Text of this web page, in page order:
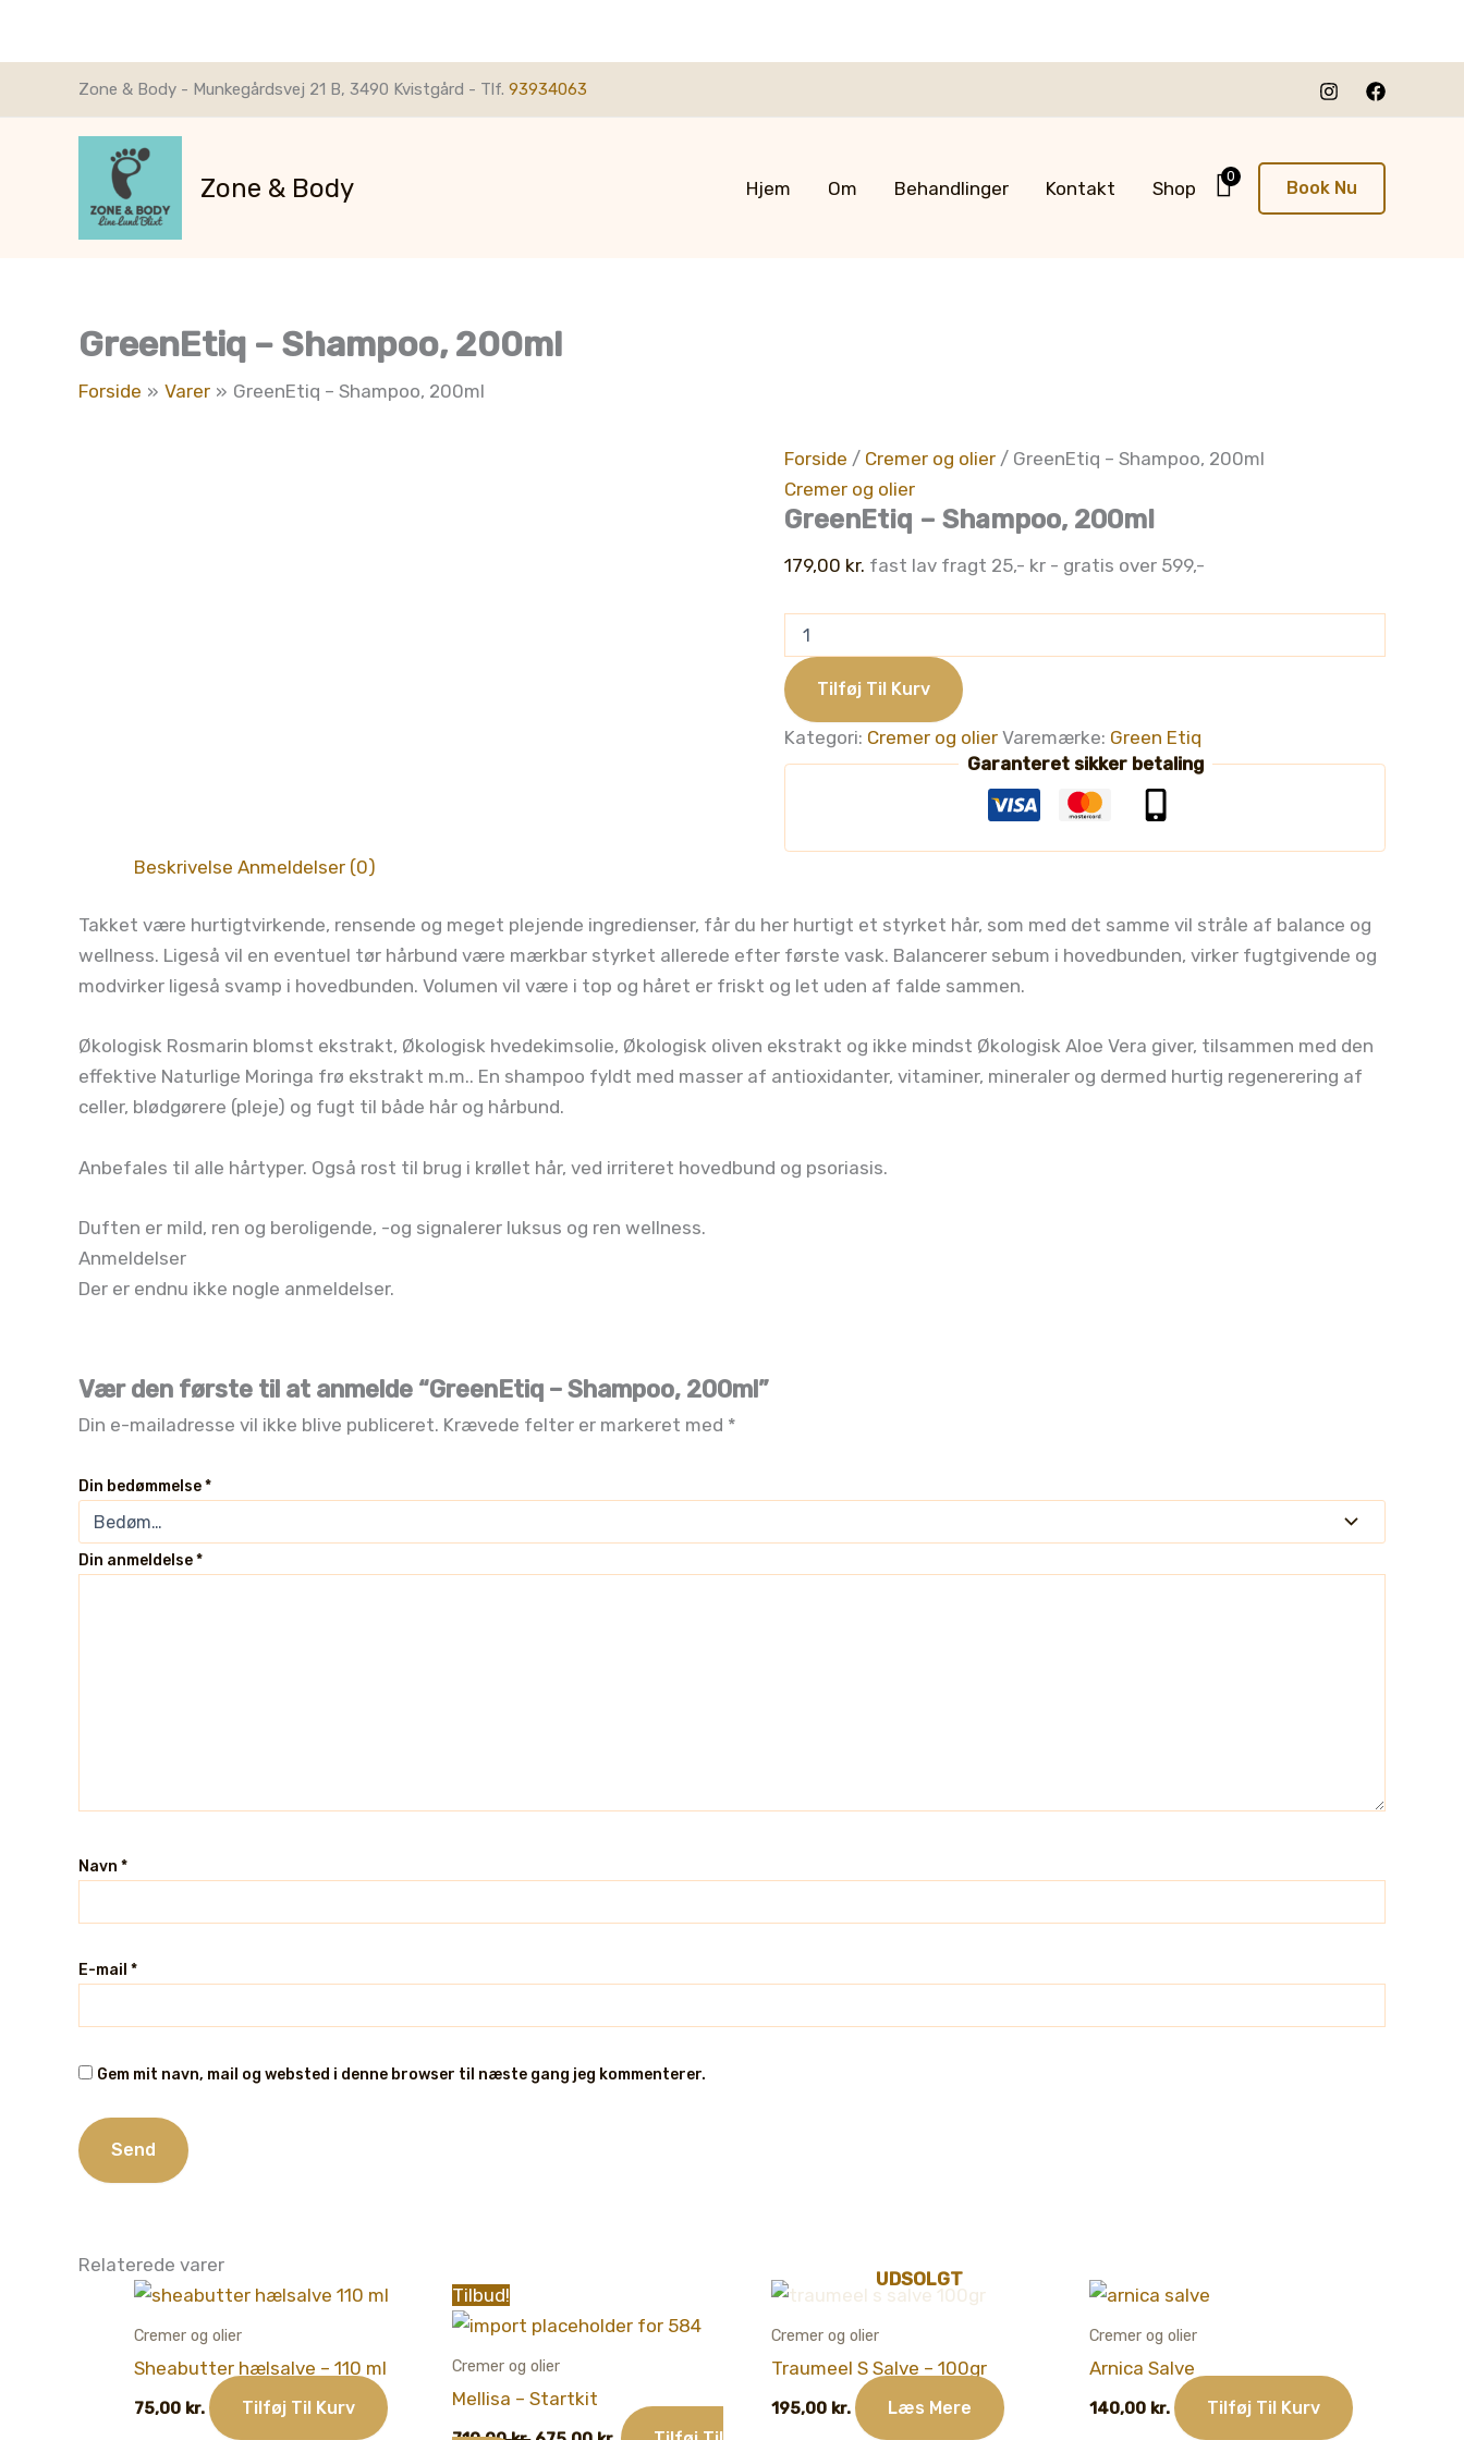
indholdet
Zone & Body - Munkegårdsvej 21 B, 3490 Kvistgård - Tlf. 93934063
Zone & Body Hjem Om Behandlinger Kontakt Shop
0
Book Nu
GreenEtiq – Shampoo, 200ml
Forside Varer GreenEtiq – Shampoo, 200ml
Forside / Cremer og olier / GreenEtiq – Shampoo, 200ml
Cremer og olier
GreenEtiq – Shampoo, 200ml
179,00 kr. fast lav fragt 25,- kr - gratis over 599,-
Shampoo,
200ml
antal
Tilføj Til Kurv
Kategori: Cremer og olier Varemærke: Green Etiq
Garanteret sikker betaling
Beskrivelse Anmeldelser (0)
Takket være hurtigtvirkende, rensende og meget plejende ingredienser, får du her hurtigt et styrket hår, som med det samme vil stråle af balance og
wellness. Ligeså vil en eventuel tør hårbund være mærkbar styrket allerede efter første vask. Balancerer sebum i hovedbunden, virker fugtgivende og
modvirker ligeså svamp i hovedbunden. Volumen vil være i top og håret er friskt og let uden af falde sammen.
Økologisk Rosmarin blomst ekstrakt, Økologisk hvedekimsolie, Økologisk oliven ekstrakt og ikke mindst Økologisk Aloe Vera giver, tilsammen med den
effektive Naturlige Moringa frø ekstrakt m.m.. En shampoo fyldt med masser af antioxidanter, vitaminer, mineraler og dermed hurtig regenerering af
celler, blødgørere (pleje) og fugt til både hår og hårbund.
Anbefales til alle hårtyper. Også rost til brug i krøllet hår, ved irriteret hovedbund og psoriasis.
Duften er mild, ren og beroligende, -og signalerer luksus og ren wellness.
Anmeldelser
Der er endnu ikke nogle anmeldelser.
Vær den første til at anmelde “GreenEtiq – Shampoo, 200ml”
Din e-mailadresse vil ikke blive publiceret. Krævede felter er markeret med *
Din bedømmelse*
Din anmeldelse*
Navn *
E-mail *
Gem mit navn, mail og websted i denne browser til næste gang jeg kommenterer.
Relaterede varer
Cremer og olier
Sheabutter hælsalve – 110 ml
75,00 kr. Tilføj Til Kurv
Tilbud!
Cremer og olier
Mellisa – Startkit
Den
Den
UDSOLGT
Cremer og olier
Traumeel S Salve – 100gr
195,00 kr. Læs Mere
Cremer og olier
Arnica Salve
140,00 kr. Tilføj Til Kurv